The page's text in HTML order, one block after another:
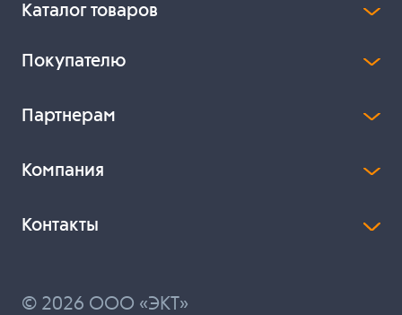
Каталог товаров
Покупателю
Партнерам
Компания
Контакты
© 2026 ООО «ЭКТ»